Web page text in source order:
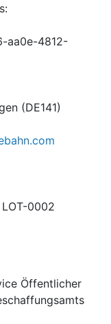
:
aa0e-4812-
(DE141)
LOT-0002
Öffentlicher